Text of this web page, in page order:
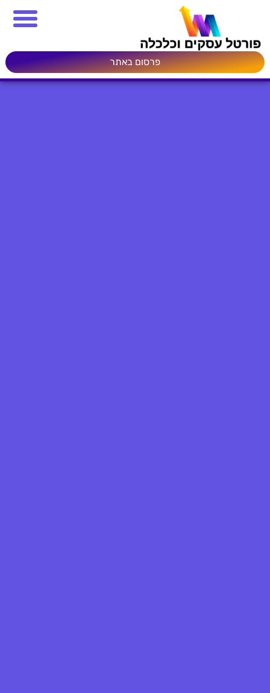
פרסום באתר